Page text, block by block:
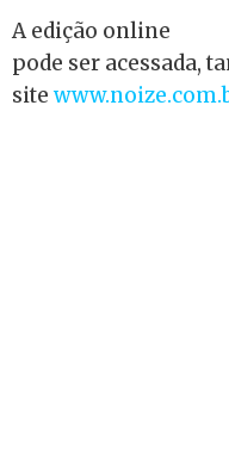
A edição online
pode ser acessada,
site